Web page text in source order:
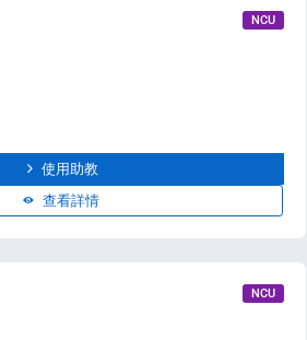
NCU
使用助教
查看詳情
NCU